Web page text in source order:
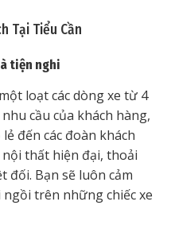
Tại Tiểu Cần
tiện nghi
loạt các dòng xe từ 4
cầu của khách hàng,
đến các đoàn khách
thất hiện đại, thoải
đối. Bạn sẽ luôn cảm
trên những chiếc xe